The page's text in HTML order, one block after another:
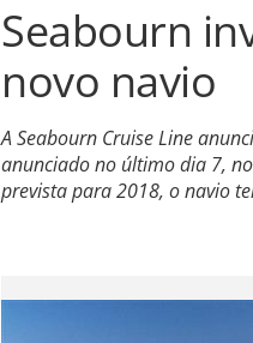
Seabourn
novo navio
A Seabourn Cruise Line
anunciado no último dia 7,
prevista para 2018, o navio